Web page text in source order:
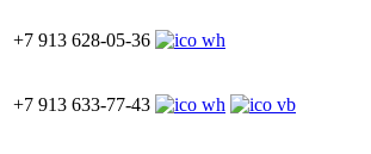
+7 913 628-05-36
+7 913 633-77-43